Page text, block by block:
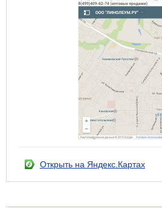
Открыть на Яндекс.Картах